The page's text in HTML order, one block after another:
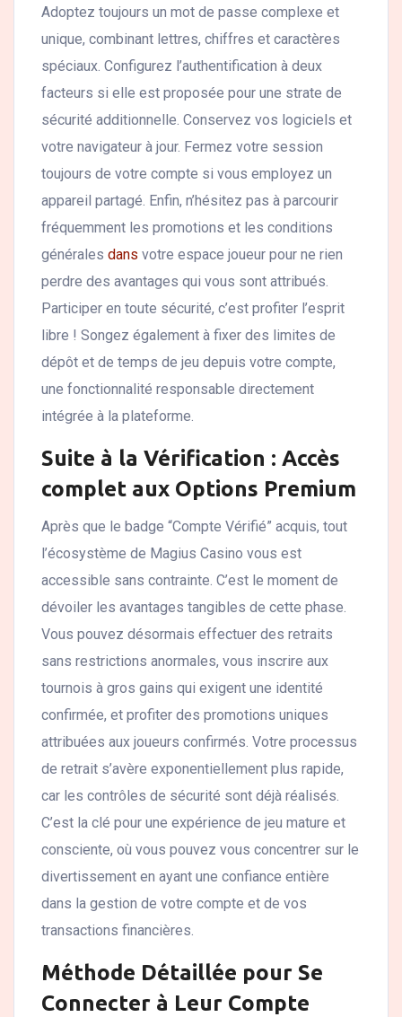
Adoptez toujours un mot de passe complexe et
unique, combinant lettres, chiffres et caractères
spéciaux. Configurez l’authentification à deux
facteurs si elle est proposée pour une strate de
sécurité additionnelle. Conservez vos logiciels et
votre navigateur à jour. Fermez votre session
toujours de votre compte si vous employez un
appareil partagé. Enfin, n’hésitez pas à parcourir
fréquemment les promotions et les conditions
générales dans votre espace joueur pour ne rien
perdre des avantages qui vous sont attribués.
Participer en toute sécurité, c’est profiter l’esprit
libre ! Songez également à fixer des limites de
dépôt et de temps de jeu depuis votre compte,
une fonctionnalité responsable directement
intégrée à la plateforme.
Suite à la Vérification : Accès
complet aux Options Premium
Après que le badge “Compte Vérifié” acquis, tout
l’écosystème de Magius Casino vous est
accessible sans contrainte. C’est le moment de
dévoiler les avantages tangibles de cette phase.
Vous pouvez désormais effectuer des retraits
sans restrictions anormales, vous inscrire aux
tournois à gros gains qui exigent une identité
confirmée, et profiter des promotions uniques
attribuées aux joueurs confirmés. Votre processus
de retrait s’avère exponentiellement plus rapide,
car les contrôles de sécurité sont déjà réalisés.
C’est la clé pour une expérience de jeu mature et
consciente, où vous pouvez vous concentrer sur le
divertissement en ayant une confiance entière
dans la gestion de votre compte et de vos
transactions financières.
Méthode Détaillée pour Se
Connecter à Leur Compte